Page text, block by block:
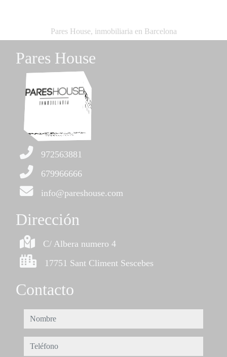
Pares House, inmobiliaria en Barcelona
Pares House
972563881
679966666
info@pareshouse.com
Dirección
C/ Albera numero 4
17751 Sant Climent Sescebes
Contacto
nombre
teléfono